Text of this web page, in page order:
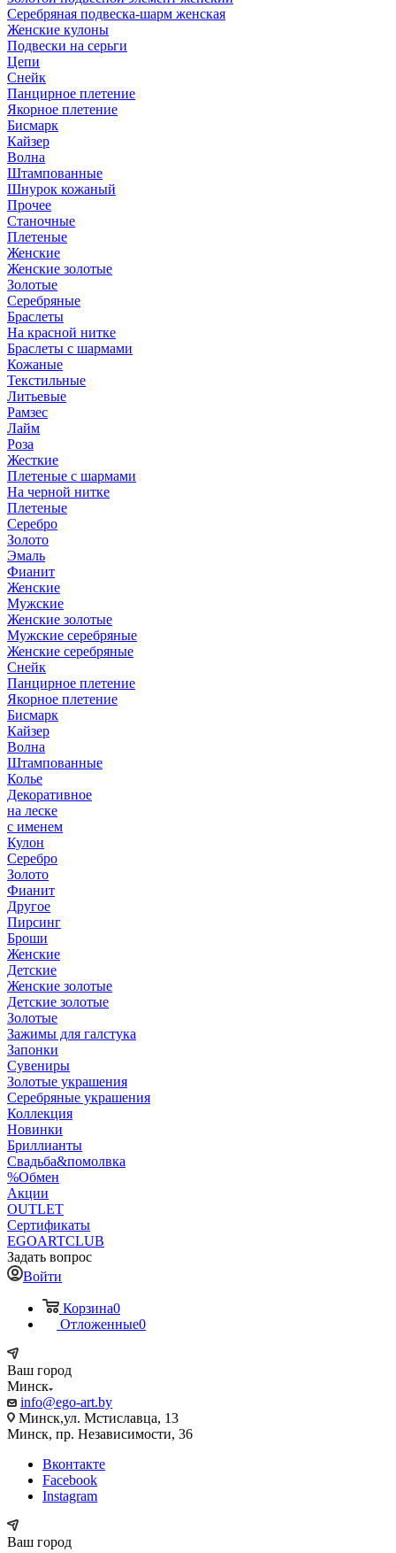
Серебряная подвеска-шарм женская
Женские кулоны
Подвески на серьги
Цепи
Снейк
Панцирное плетение
Якорное плетение
Бисмарк
Кайзер
Волна
Штампованные
Шнурок кожаный
Прочее
Станочные
Плетеные
Женские
Женские золотые
Золотые
Серебряные
Браслеты
На красной нитке
Браслеты с шармами
Кожаные
Текстильные
Литьевые
Рамзес
Лайм
Роза
Жесткие
Плетеные с шармами
На черной нитке
Плетеные
Серебро
Золото
Эмаль
Фианит
Женские
Мужские
Женские золотые
Мужские серебряные
Женские серебряные
Снейк
Панцирное плетение
Якорное плетение
Бисмарк
Кайзер
Волна
Штампованные
Колье
Декоративное
на леске
с именем
Кулон
Серебро
Золото
Фианит
Другое
Пирсинг
Броши
Женские
Детские
Женские золотые
Детские золотые
Золотые
Зажимы для галстука
Запонки
Сувениры
Золотые украшения
Серебряные украшения
Коллекция
Новинки
Бриллианты
Свадьба&помолвка
%Обмен
Акции
OUTLET
Сертификаты
EGOARTCLUB
Задать вопрос
Войти
Корзина0
Отложенные0
Ваш город
Минск
info@ego-art.by
Минск,ул. Мстиславца, 13
Минск, пр. Независимости, 36
Вконтакте
Facebook
Instagram
Ваш город